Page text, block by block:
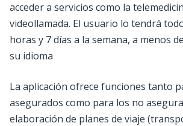
acceder a servicios como la
videollamada. El usuario lo tendrá
horas y 7 días a la semana, a menos
su idioma
La aplicación ofrece funciones tanto
asegurados como para los no
elaboración de planes de viaje